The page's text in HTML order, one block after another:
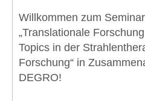
Willkommen zum Seminar
„Translationale
Topics in der
Forschung“ in
DEGRO!